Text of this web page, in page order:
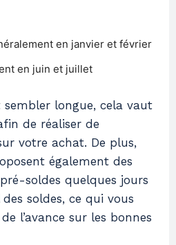
en janvier et février
en juin et juillet
sembler longue, cela vaut
de réaliser de
votre achat. De plus,
également des
soldes quelques jours
soldes, ce qui vous
l’avance sur les bonnes